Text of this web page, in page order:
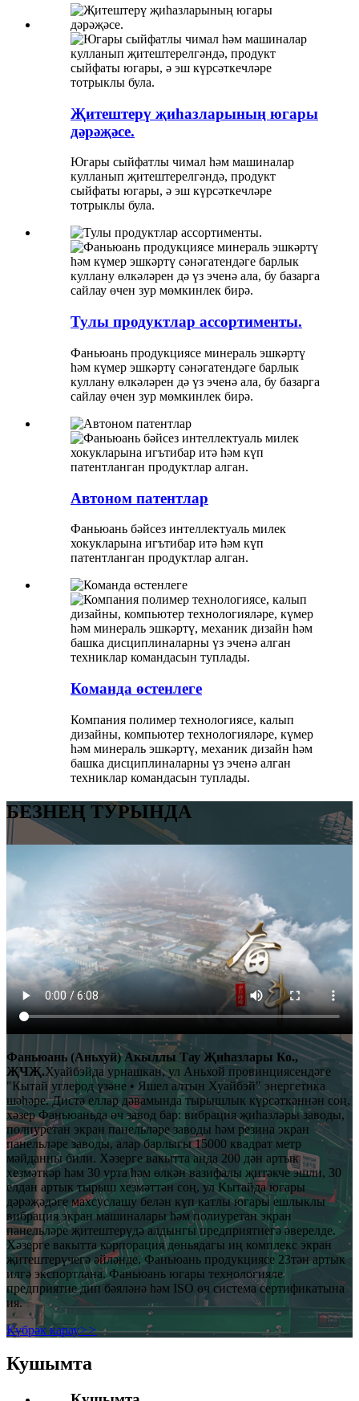
Җитештерү җиһазларының югары
дәрәҗәсе.
Югары сыйфатлы чимал һәм машиналар
кулланып җитештерелгәндә, продукт
сыйфаты югары, ә эш күрсәткечләре
тотрыклы була.
Тулы продуктлар ассортименты.
Фаньюань продукциясе минераль эшкәртү
һәм күмер эшкәртү сәнәгатендәге барлык
куллану өлкәләрен дә үз эченә ала, бу базарга
сайлау өчен зур мөмкинлек бирә.
Автоном патентлар
Фаньюань бәйсез интеллектуаль милек
хокукларына игътибар итә һәм күп
патентланган продуктлар алган.
Команда өстенлеге
Компания полимер технологиясе, калып
дизайны, компьютер технологияләре, күмер
һәм минераль эшкәртү, механик дизайн һәм
башка дисциплиналарны үз эченә алган
техниклар командасын туплады.
БЕЗНЕҢ ТУРЫНДА
Фаньюань (Аньхуй) Акыллы Тау Җиһазлары Ко.,
ҖЧҖ.Хуайбэйда урнашкан, ул Аньхой провинциясендәге
"Кытай углерод үзәне • Яшел алтын Хуайбэй" энергетика
шәһәре. Дистә еллар дәвамында тырышлык күрсәткәннән соң,
хәзер Фаньюаньда өч завод бар: вибрация җиһазлары заводы,
полиуретан экран панельләре заводы һәм резина экран
панельләре заводы, алар барлыгы 15000 квадрат метр
мәйданны били. Хәзерге вакытта анда 200 дән артык
хезмәткәр һәм 30 урта һәм өлкән вазифалы җитәкче эшли, 30
елдан артык тырыш хезмәттән соң, ул Кытайда югары
дәрәҗәдәге махсуслашу белән күп катлы югары ешлыклы
вибрация экран машиналары һәм полиуретан экран
панельләре җитештерүдә алдынгы предприятиегә әверелде.
Хәзерге вакытта корпорация дөньядагы иң комплекс экран
җитештерүчегә әйләнде, Фаньюань продукциясе 23тән артык
илгә экспортлана. Фаньюань югары технологияле
предприятие дип бәяләнә һәм ISO өч система сертификатына
ия.
Күбрәк карау>>
Кушымта